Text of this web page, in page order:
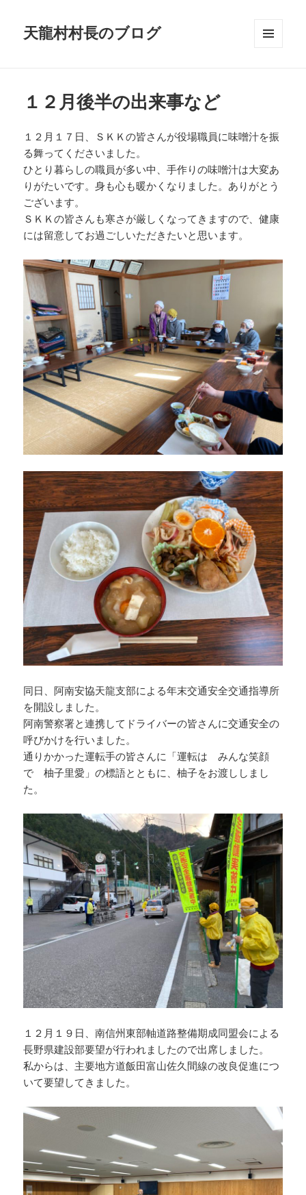
天龍村村長のブログ
１２月後半の出来事など
１２月１７日、ＳＫＫの皆さんが役場職員に味噌汁を振
る舞ってくださいました。
ひとり暮らしの職員が多い中、手作りの味噌汁は大変あ
りがたいです。身も心も暖かくなりました。ありがとう
ございます。
ＳＫＫの皆さんも寒さが厳しくなってきますので、健康
には留意してお過ごしいただきたいと思います。
同日、阿南安協天龍支部による年末交通安全交通指導所
を開設しました。
阿南警察署と連携してドライバーの皆さんに交通安全の
呼びかけを行いました。
通りかかった運転手の皆さんに「運転は みんな笑顔
で 柚子里愛」の標語とともに、柚子をお渡ししまし
た。
１２月１９日、南信州東部軸道路整備期成同盟会による
長野県建設部要望が行われましたので出席しました。
私からは、主要地方道飯田富山佐久間線の改良促進につ
いて要望してきました。